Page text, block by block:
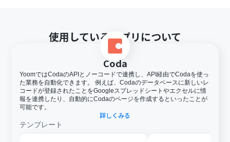
使用しているアプリについて
Coda
YoomではCodaのAPIとノーコードで連携し、API経由でCodaを使っ
た業務を自動化できます。 例えば、Codaのデータベースに新しいレ
コードが登録されたことをGoogleスプレッドシートやエクセルに情
報を連携したり、自動的にCodaのページを作成するといったことが
可能です。
詳しくみる
テンプレート